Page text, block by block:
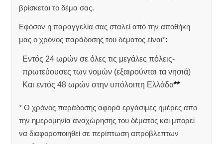
βρίσκεται το δέμα σας.
Εφόσον η παραγγελία σας σταλεί από την αποθήκη
μας ο χρόνος παράδοσης του δέματος είναι*:
Εντός 24 ωρών σε όλες τις μεγάλες πόλεις-
πρωτεύουσες των νομών (εξαιρούνται τα νησιά)
Και εντός 48 ωρών στην υπόλοιπη Ελλάδα**
* Ο χρόνος παράδοσης αφορά εργάσιμες ημέρες απο
την ημερομηνία αναχώρησης του δέματος και μπορεί
να διαφοροποιηθεί σε περίπτωση απρόβλεπτων